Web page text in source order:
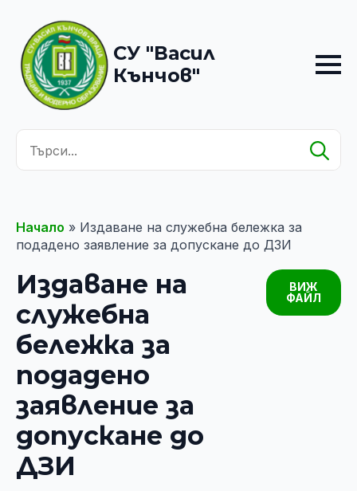
СУ "Васил
Кънчов"
Начало » Издаване на служебна бележка за
подадено заявление за допускане до ДЗИ
Издаване на
служебна
бележка за
подадено
заявление за
допускане до
ДЗИ
ВИЖ
ФАЙЛ